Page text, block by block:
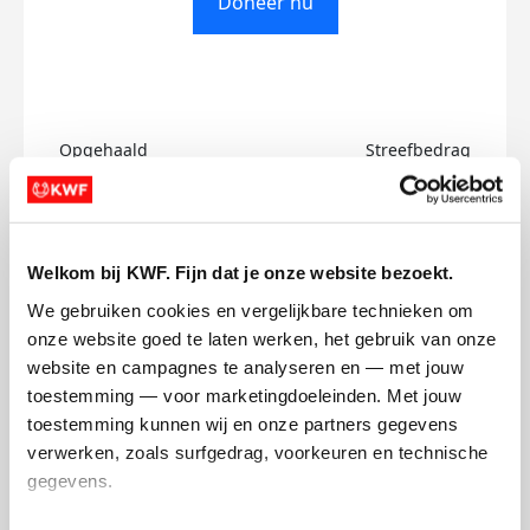
Welkom bij KWF. Fijn dat je onze website bezoekt.
We gebruiken cookies en vergelijkbare technieken om
onze website goed te laten werken, het gebruik van onze
website en campagnes te analyseren en — met jouw
toestemming — voor marketingdoeleinden. Met jouw
toestemming kunnen wij en onze partners gegevens
verwerken, zoals surfgedrag, voorkeuren en technische
gegevens.
Opgehaald
€0
Streefbedrag
€500
Marco's badges